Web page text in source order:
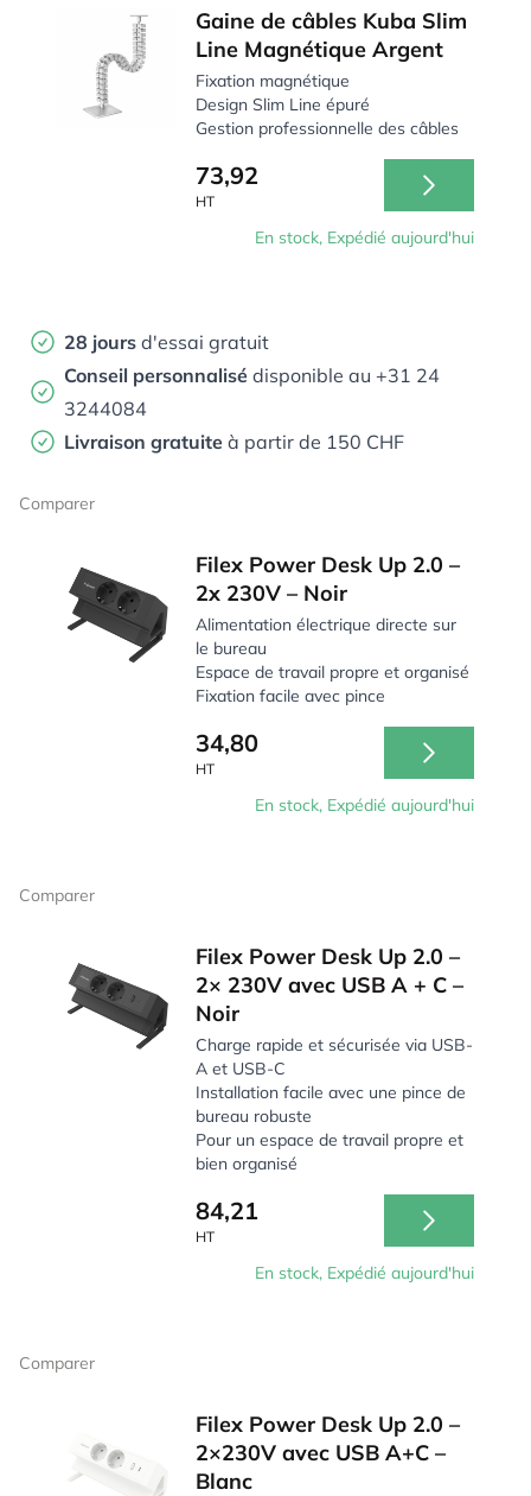
Gaine de câbles Kuba Slim
Line Magnétique Argent
Fixation magnétique
Design Slim Line épuré
Gestion professionnelle des câbles
73,92
HT
En stock, Expédié aujourd'hui
28 jours d'essai gratuit
Conseil personnalisé disponible au +31 24
3244084
Livraison gratuite à partir de 150 CHF
Comparer
Filex Power Desk Up 2.0 –
2x 230V – Noir
Alimentation électrique directe sur
le bureau
Espace de travail propre et organisé
Fixation facile avec pince
34,80
HT
En stock, Expédié aujourd'hui
Comparer
Filex Power Desk Up 2.0 –
2× 230V avec USB A + C –
Noir
Charge rapide et sécurisée via USB-
A et USB-C
Installation facile avec une pince de
bureau robuste
Pour un espace de travail propre et
bien organisé
84,21
HT
En stock, Expédié aujourd'hui
Comparer
Filex Power Desk Up 2.0 –
2×230V avec USB A+C –
Blanc